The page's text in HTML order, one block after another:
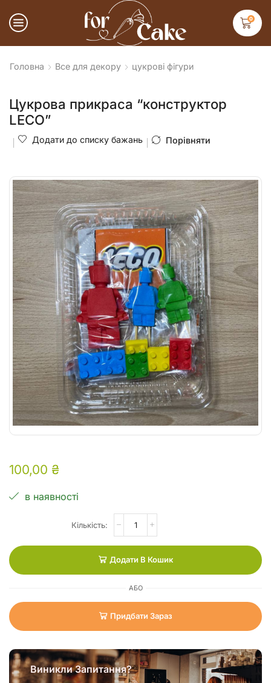
0
Головна Все для декору цукрові фігури
Цукрова прикраса “конструктор
LECO”
Додати до списку бажань Порівняти
100,00 ₴
в наявності
Додати В Кошик
АБО
Придбати Зараз
Виникли Запитання?